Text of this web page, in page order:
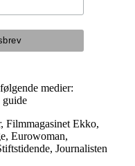
medier:
Filmmagasinet Ekko,
Eurowoman,
Journalisten